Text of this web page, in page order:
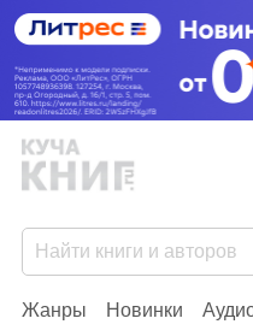
Жанры Новинки